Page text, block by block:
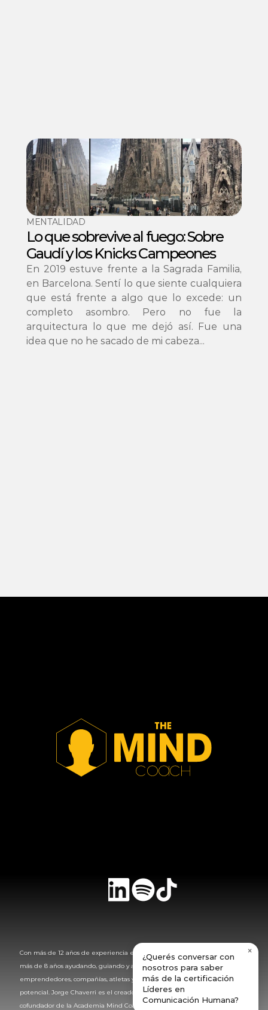
MENTALIDAD
Lo que sobrevive al fuego: Sobre
Gaudí y los Knicks Campeones
En 2019 estuve frente a la Sagrada Familia,
en Barcelona. Sentí lo que siente cualquiera
que está frente a algo que lo excede: un
completo asombro. Pero no fue la
arquitectura lo que me dejó así. Fue una
idea que no he sacado de mi cabeza...
Con más de 12 años de experiencia en negocios, estrategias comerciales, y
más de 8 años ayudando, guiando y asesorando individuos,
emprendedores, compañías, atletas y lideres para alcanzar su máximo
potencial. Jorge Chaverri es el creador de la marca The MindCoach®,
cofundador de la Academia Mind Coach y host de The Mind Podcast.
¿Querés conversar con
nosotros para saber
más de la certificación
Líderes en
Comunicación Humana?
×